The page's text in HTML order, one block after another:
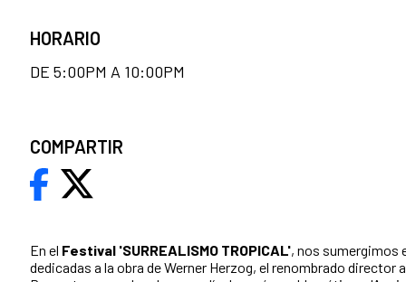
En el Festival 'SURREALISMO TROPICAL', nos sumergimos
dedicadas a la obra de Werner Herzog, el renombrado director
HORARIO
DE 5:00PM A 10:00PM
COMPARTIR